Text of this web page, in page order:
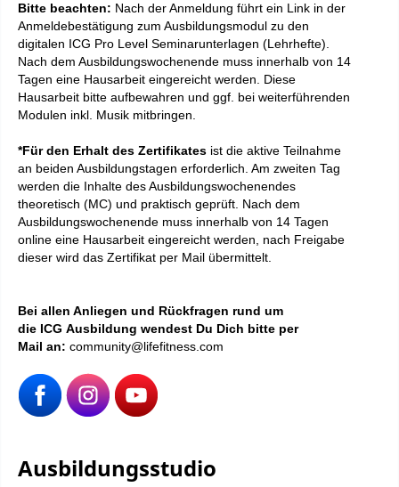
Bitte beachten: Nach der Anmeldung führt ein Link in der
Anmeldebestätigung zum Ausbildungsmodul zu den
digitalen ICG Pro Level Seminarunterlagen (Lehrhefte).
Nach dem Ausbildungswochenende muss innerhalb von 14
Tagen eine Hausarbeit eingereicht werden. Diese
Hausarbeit bitte aufbewahren und ggf. bei weiterführenden
Modulen inkl. Musik mitbringen.
*Für den Erhalt des Zertifikates ist die aktive Teilnahme
an beiden Ausbildungstagen erforderlich. Am zweiten Tag
werden die Inhalte des Ausbildungswochenendes
theoretisch (MC) und praktisch geprüft. Nach dem
Ausbildungswochenende muss innerhalb von 14 Tagen
online eine Hausarbeit eingereicht werden, nach Freigabe
dieser wird das Zertifikat per Mail übermittelt.
Bei allen Anliegen und Rückfragen rund um
die ICG Ausbildung wendest Du Dich bitte per
Mail an: community@lifefitness.com
Ausbildungsstudio